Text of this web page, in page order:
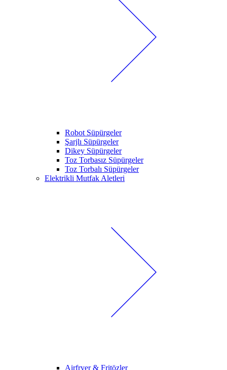
Robot Süpürgeler
Şarjlı Süpürgeler
Dikey Süpürgeler
Toz Torbasız Süpürgeler
Toz Torbalı Süpürgeler
Elektrikli Mutfak Aletleri
Airfryer & Fritözler